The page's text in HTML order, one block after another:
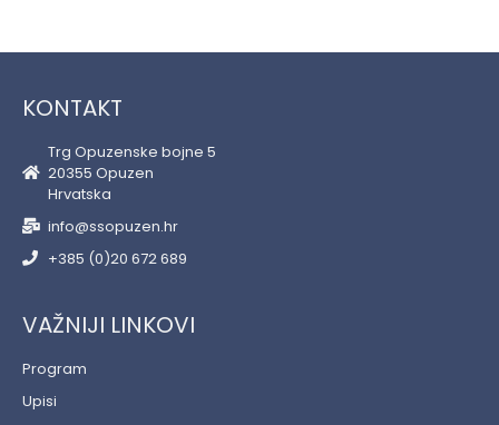
KONTAKT
Trg Opuzenske bojne 5
20355 Opuzen
Hrvatska
info@ssopuzen.hr
+385 (0)20 672 689
VAŽNIJI LINKOVI
Program
Upisi